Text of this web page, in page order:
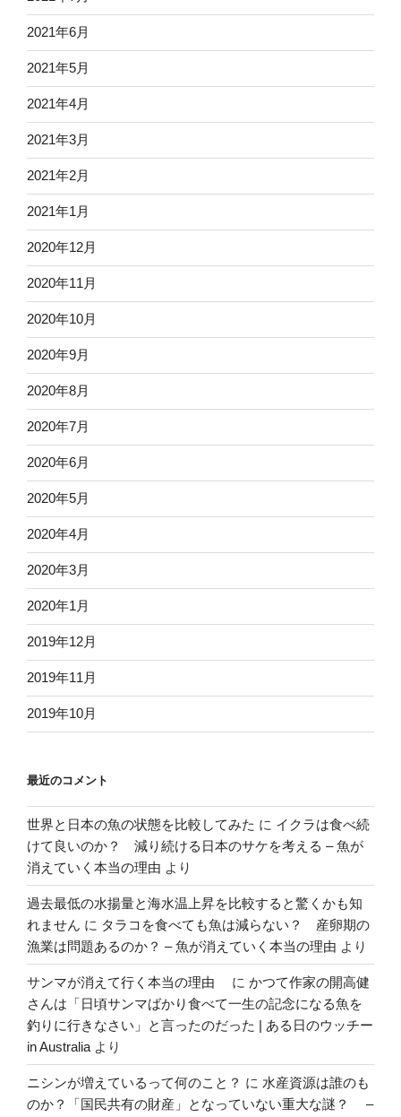
2021年6月
2021年5月
2021年4月
2021年3月
2021年2月
2021年1月
2020年12月
2020年11月
2020年10月
2020年9月
2020年8月
2020年7月
2020年6月
2020年5月
2020年4月
2020年3月
2020年1月
2019年12月
2019年11月
2019年10月
最近のコメント
世界と日本の魚の状態を比較してみた に イクラは食べ続
けて良いのか？ 減り続ける日本のサケを考える – 魚が
消えていく本当の理由 より
過去最低の水揚量と海水温上昇を比較すると驚くかも知
れません に タラコを食べても魚は減らない？ 産卵期の
漁業は問題あるのか？ – 魚が消えていく本当の理由 より
サンマが消えて行く本当の理由 に かつて作家の開高健
さんは「日頃サンマばかり食べて一生の記念になる魚を
釣りに行きなさい」と言ったのだった | ある日のウッチー
in Australia より
ニシンが増えているって何のこと？ に 水産資源は誰のも
のか？「国民共有の財産」となっていない重大な謎？ –